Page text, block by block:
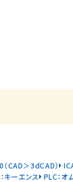
CAD＞3dCAD）
キーエンス PLC：オ